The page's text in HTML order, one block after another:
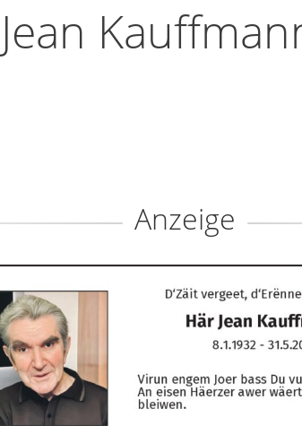
Anzeige